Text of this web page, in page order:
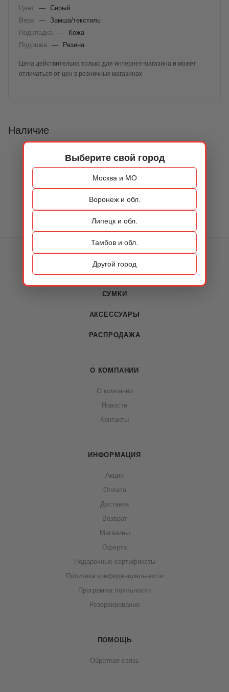
Выберите свой город
Москва и МО
Воронеж и обл.
Липецк и обл.
Тамбов и обл.
Другой город
Цвет — Серый
Верх
— Замша/текстиль
Подкладка
—
Кожа
Подошва
— Резина
Цена действительна только для интернет-магазина и может
отличаться от цен в розничных магазинах
Наличие
КАТАЛОГ
ОБУВЬ
СУМКИ
АКСЕССУАРЫ
РАСПРОДАЖА
О КОМПАНИИ
О компании
Новости
Контакты
ИНФОРМАЦИЯ
Акции
Оплата
Доставка
Возврат
Магазины
Оферта
Подарочные сертификаты
Политика конфиденциальности
Программа лояльности
Резервирование
ПОМОЩЬ
Обратная связь